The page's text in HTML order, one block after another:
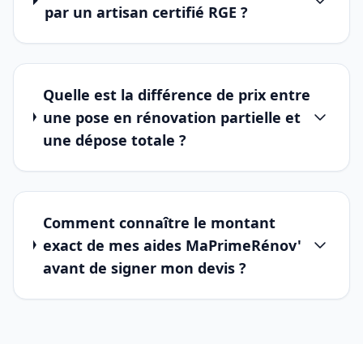
par un artisan certifié RGE ?
Quelle est la différence de prix entre
une pose en rénovation partielle et
une dépose totale ?
Comment connaître le montant
exact de mes aides MaPrimeRénov'
avant de signer mon devis ?